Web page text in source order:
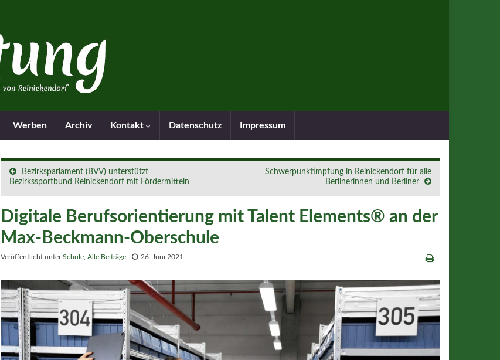
Werben Archiv Kontakt Datenschutz Impressum
Bezirksparlament (BVV) unterstützt
Bezirkssportbund Reinickendorf mit Fördermitteln
Schwerpunktimpfung in Reinickendorf für alle
Berlinerinnen und Berliner
Digitale Berufsorientierung mit Talent Elements® an der
Max-Beckmann-Oberschule
Veröffentlicht unterSchule Alle Beiträge 26. Juni 2021